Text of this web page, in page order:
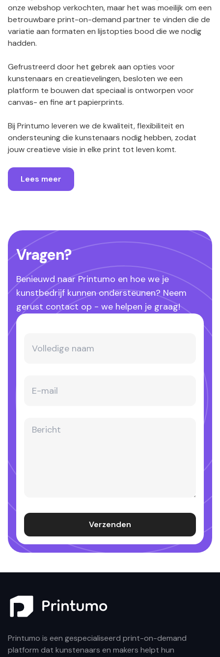
onze webshop verkochten, maar het was moeilijk om een
betrouwbare print-on-demand partner te vinden die de
variatie aan formaten en lijstopties bood die we nodig
hadden.
Gefrustreerd door het gebrek aan opties voor
kunstenaars en creatievelingen, besloten we een
platform te bouwen dat speciaal is ontworpen voor
canvas- en fine art papierprints.
Bij Printumo leveren we de kwaliteit, flexibiliteit en
ondersteuning die kunstenaars nodig hebben, zodat
jouw creatieve visie in elke print tot leven komt.
Lees meer
Vragen?
Benieuwd naar Printumo en hoe we je
kunstbedrijf kunnen ondersteunen? Neem
gerust contact op - we helpen je graag!
Verzenden
Printumo is een gespecialiseerd print-on-demand
platform dat kunstenaars en makers helpt hun